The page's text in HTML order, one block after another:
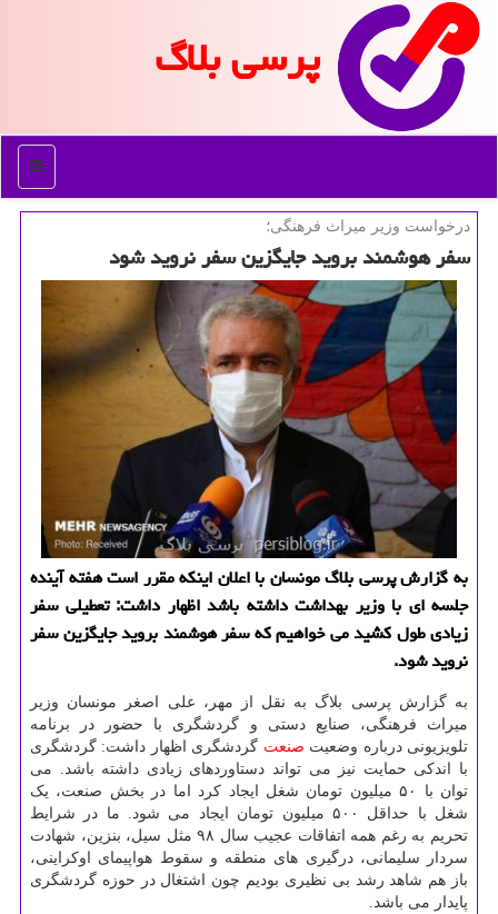
پرسی بلاگ
منو
درخواست وزیر میراث فرهنگی؛
سفر هوشمند بروید جایگزین سفر نروید شود
به گزارش پرسی بلاگ مونسان با اعلان اینكه مقرر است هفته آینده
جلسه ای با وزیر بهداشت داشته باشد اظهار داشت: تعطیلی سفر
زیادی طول كشید می خواهیم كه سفر هوشمند بروید جایگزین سفر
نروید شود.
به گزارش پرسی بلاگ به نقل از مهر، علی اصغر مونسان وزیر
میراث فرهنگی، صنایع دستی و گردشگری با حضور در برنامه
تلویزیونی درباره وضعیت صنعت گردشگری اظهار داشت: گردشگری
با اندکی حمایت نیز می تواند دستاوردهای زیادی داشته باشد. می
توان با ۵۰ میلیون تومان شغل ایجاد کرد اما در بخش صنعت، یک
شغل با حداقل ۵۰۰ میلیون تومان ایجاد می شود. ما در شرایط
تحریم به رغم همه اتفاقات عجیب سال ۹۸ مثل سیل، بنزین، شهادت
سردار سلیمانی، درگیری های منطقه و سقوط هواپیمای اوکراینی،
باز هم شاهد رشد بی نظیری بودیم چون اشتغال در حوزه گردشگری
پایدار می باشد.